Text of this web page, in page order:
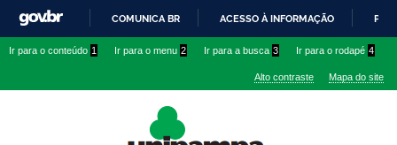
conteúdo
IR
O
COMUNICA BR ACESSO À INFORMAÇÃO
Ir para o conteúdo 1 Ir para o menu 2 Ir para a busca 3 Ir para o rodapé 4
Alto contraste Mapa do site